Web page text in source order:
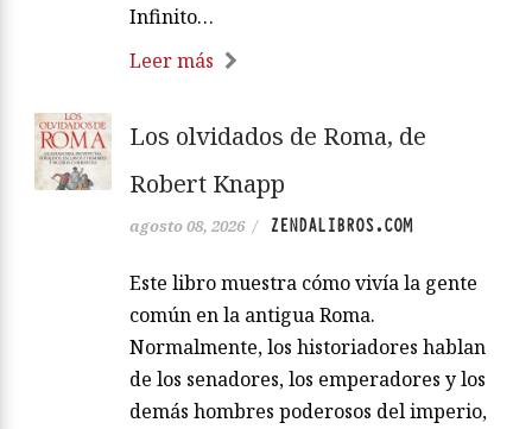
Infinito…
Leer más
Los olvidados de Roma, de
Robert Knapp
agosto 08, 2026 / ZENDALIBROS.COM
Este libro muestra cómo vivía la gente
común en la antigua Roma.
Normalmente, los historiadores hablan
de los senadores, los emperadores y los
demás hombres poderosos del imperio,